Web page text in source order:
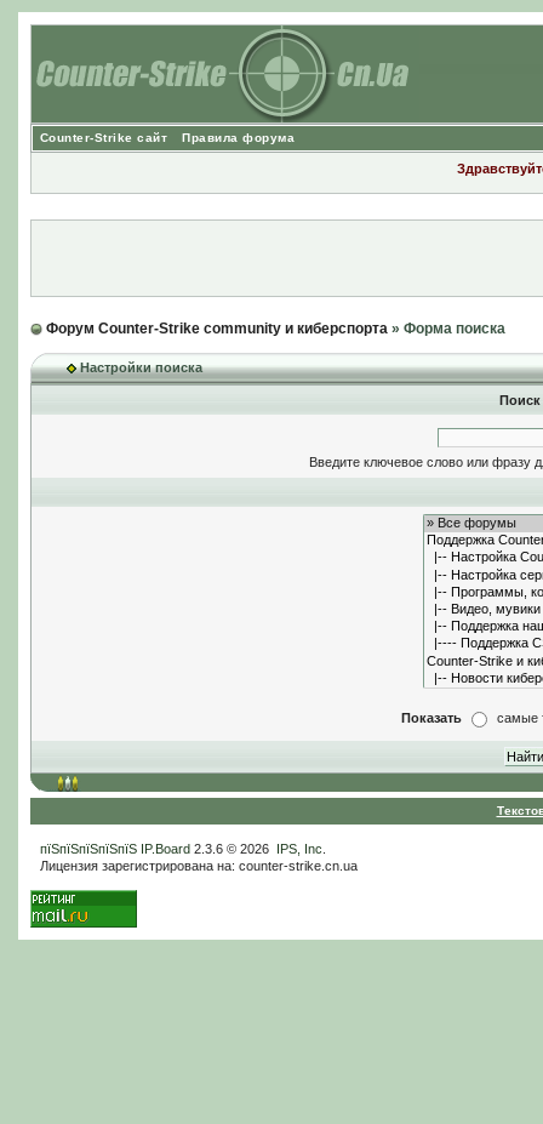
Counter-Strike сайт Правила форума
Форум Counter-Strike community и киберспорта» Форма поиска
Настройки поиска
Введите ключевое слово или фразу
Показать самые
пїЅпїЅпїЅпїЅпїЅ IP.Board2.3.6 © 2026 IPS, Inc
Лицензия зарегистрирована на: counter-strike.cn.ua